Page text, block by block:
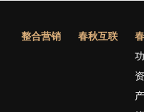
整合营销 春秋互联